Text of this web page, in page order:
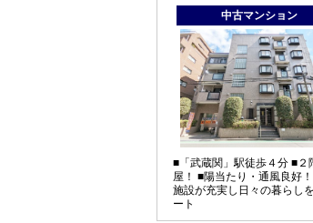
中古マンション
■「武蔵関」駅徒歩４分 ■２
屋！ ■陽当たり・通風良好
施設が充実し日々の暮らし
ート